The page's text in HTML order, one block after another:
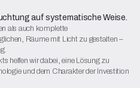
auf systematische Weise.
als auch komplette
Räume mit Licht zu gestalten –
helfen wir dabei, eine Lösung zu
und dem Charakter der Investition